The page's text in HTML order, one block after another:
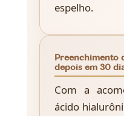
espelho.
Preenchimento
depois em 30
Com a
ácido